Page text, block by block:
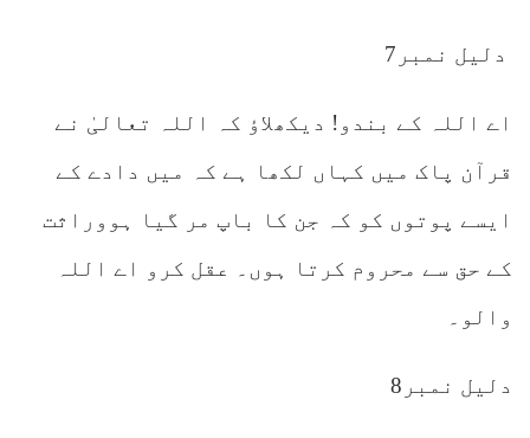
دلیل نمبر7
اے اللہ کے بندو! دیکھلاؤ کہ اللہ تعالیٰ نے
قرآن پاک میں کہاں لکھا ہے کہ میں دادے کے
ایسے پوتوں کو کہ جن کا باپ مر گیا ہووراثت
کے حق سے محروم کرتا ہوں۔ عقل کرو اے اللہ
والو۔
دلیل نمبر8